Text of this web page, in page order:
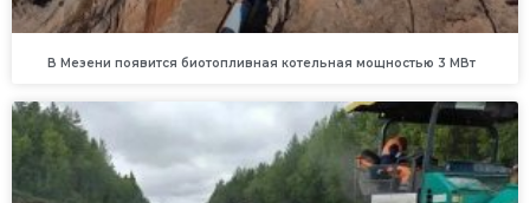
В Мезени появится биотопливная котельная мощностью 3 МВт